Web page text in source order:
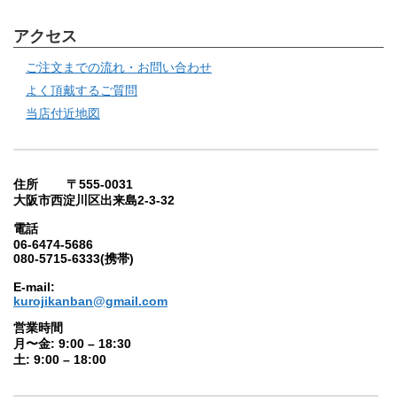
アクセス
ご注文までの流れ・お問い合わせ
よく頂戴するご質問
当店付近地図
住所 〒555-0031
大阪市西淀川区出来島2-3-32
電話
06-6474-5686
080-5715-6333(携帯)
E-mail:
kurojikanban@gmail.com
営業時間
月〜金: 9:00 – 18:30
土: 9:00 – 18:00